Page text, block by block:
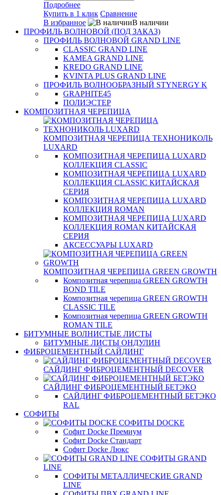
Подробнее
Купить в 1 клик Сравнение
В избранное
В наличии
ПРОФИЛЬ ВОЛНОВОЙ (ПОД ЗАКАЗ)
ПРОФИЛЬ ВОЛНОВОЙ GRAND LINE
CLASSIC GRAND LINE
KAMEA GRAND LINE
KREDO GRAND LINE
KVINTA PLUS GRAND LINE
ПРОФИЛЬ ВОЛНООБРАЗНЫЙ STYNERGY K
GRAPHITE45
ПОЛИЭСТЕР
КОМПОЗИТНАЯ ЧЕРЕПИЦА
КОМПОЗИТНАЯ ЧЕРЕПИЦА ТЕХНОНИКОЛЬ
LUXARD
КОМПОЗИТНАЯ ЧЕРЕПИЦА LUXARD
КОЛЛЕКЦИЯ CLASSIC
КОМПОЗИТНАЯ ЧЕРЕПИЦА LUXARD
КОЛЛЕКЦИЯ CLASSIC КИТАЙСКАЯ
СЕРИЯ
КОМПОЗИТНАЯ ЧЕРЕПИЦА LUXARD
КОЛЛЕКЦИЯ ROMAN
КОМПОЗИТНАЯ ЧЕРЕПИЦА LUXARD
КОЛЛЕКЦИЯ ROMAN КИТАЙСКАЯ
СЕРИЯ
АКСЕССУАРЫ LUXARD
КОМПОЗИТНАЯ ЧЕРЕПИЦА GREEN GROWTH
Композитная черепица GREEN GROWTH
BOND TILE
Композитная черепица GREEN GROWTH
CLASSIC TILE
Композитная черепица GREEN GROWTH
ROMAN TILE
БИТУМНЫЕ ВОЛНИСТЫЕ ЛИСТЫ
БИТУМНЫЕ ЛИСТЫ ОНДУЛИН
ФИБРОЦЕМЕНТНЫЙ САЙДИНГ
САЙДИНГ ФИБРОЦЕМЕНТНЫЙ DECOVER
САЙДИНГ ФИБРОЦЕМЕНТНЫЙ БЕТЭКО
САЙДИНГ ФИБРОЦЕМЕНТНЫЙ БЕТЭКО
RAL
СОФИТЫ
СОФИТЫ DOCKE
Софит Docke Премиум
Софит Docke Стандарт
Софит Docke Люкс
СОФИТЫ GRAND
LINE
СОФИТЫ МЕТАЛЛИЧЕСКИЕ GRAND
LINE